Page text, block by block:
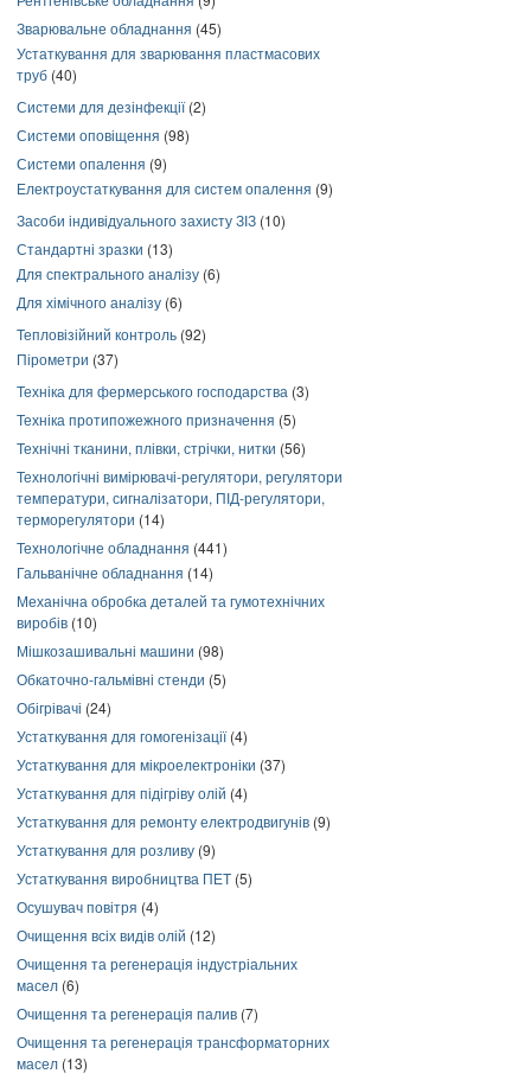
Зварювальне обладнання (45)
Устаткування для зварювання пластмасових
труб (40)
Системи для дезінфекції(2)
Системи оповіщення (98)
Системи опалення (9)
Електроустаткування для систем опалення (9)
Засоби індивідуального захисту ЗІЗ (10)
Стандартні зразки (13)
Для спектрального аналізу (6)
Для хімічного аналізу (6)
Тепловізійний контроль (92)
Пірометри (37)
Техніка для фермерського господарства (3)
Техніка протипожежного призначення (5)
Технічні тканини, плівки, стрічки, нитки (56)
Технологічні вимірювачі-регулятори, регулятори
температури, сигналізатори, ПІД-регулятори,
терморегулятори (14)
Технологічне обладнання (441)
Гальванічне обладнання (14)
Механічна обробка деталей та гумотехнічних
виробів (10)
Мішкозашивальні машини (98)
Обкаточно-гальмівні стенди (5)
Обігрівачі (24)
Устаткування для гомогенізації(4)
Устаткування для мікроелектроніки (37)
Устаткування для підігріву олій (4)
Устаткування для ремонту електродвигунів (9)
Устаткування для розливу (9)
Устаткування виробництва ПЕТ (5)
Осушувач повітря (4)
Очищення всіх видів олій (12)
Очищення та регенерація індустріальних
масел (6)
Очищення та регенерація палив (7)
Очищення та регенерація трансформаторних
масел (13)